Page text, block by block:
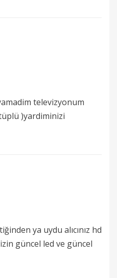
televizyonum
)yardiminizi
ya uydu alıcınız hd
güncel led ve güncel